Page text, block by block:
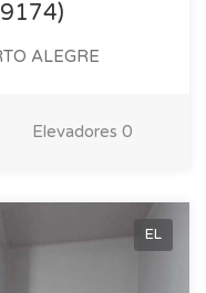
ALEGRE
Elevadores 0
EL